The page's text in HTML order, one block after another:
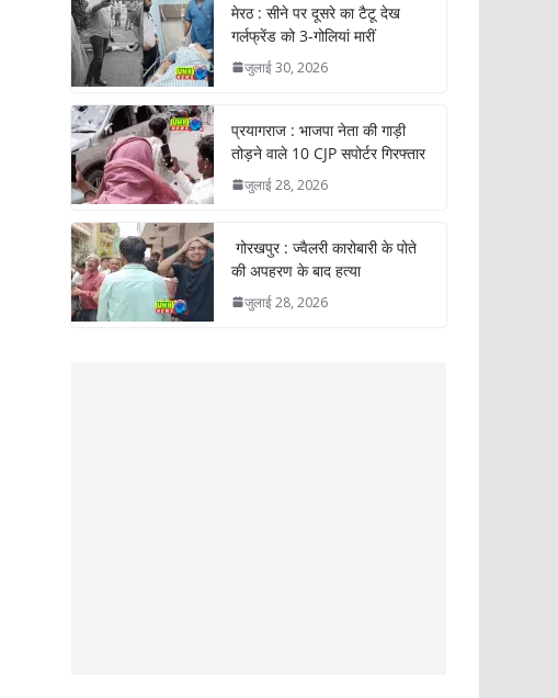
मेरठ : सीने पर दूसरे का टैटू देख
गर्लफ्रेंड को 3-गोलियां मारीं
जुलाई 30, 2026
प्रयागराज : भाजपा नेता की गाड़ी
तोड़ने वाले 10 CJP सपोर्टर गिरफ्तार
जुलाई 28, 2026
गोरखपुर : ज्वैलरी कारोबारी के पोते
की अपहरण के बाद हत्या
जुलाई 28, 2026